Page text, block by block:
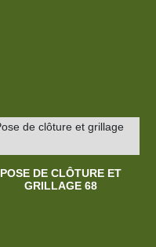
POSE DE CLÔTURE ET
GRILLAGE 68